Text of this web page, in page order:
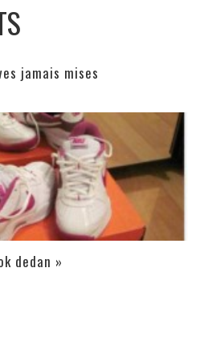
jamais mises
dedan »